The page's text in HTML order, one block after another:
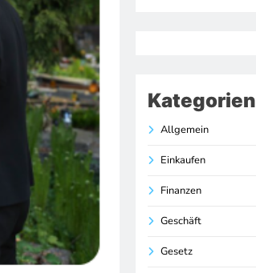
Kategorien
Allgemein
Einkaufen
Finanzen
Geschäft
Gesetz